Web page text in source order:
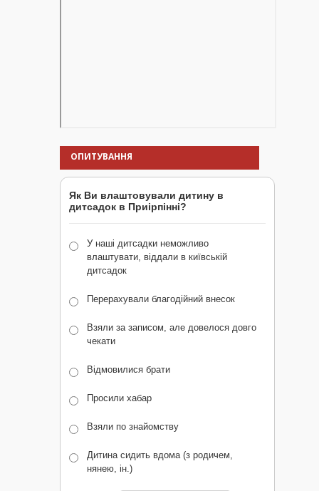
ОПИТУВАННЯ
Як Ви влаштовували дитину в
дитсадок в Приірпінні?
У наші дитсадки неможливо
влаштувати, віддали в київській
дитсадок
Перерахували благодійний внесок
Взяли за записом, але довелося довго
чекати
Відмовилися брати
Просили хабар
Взяли по знайомству
Дитина сидить вдома (з родичем,
нянею, ін.)